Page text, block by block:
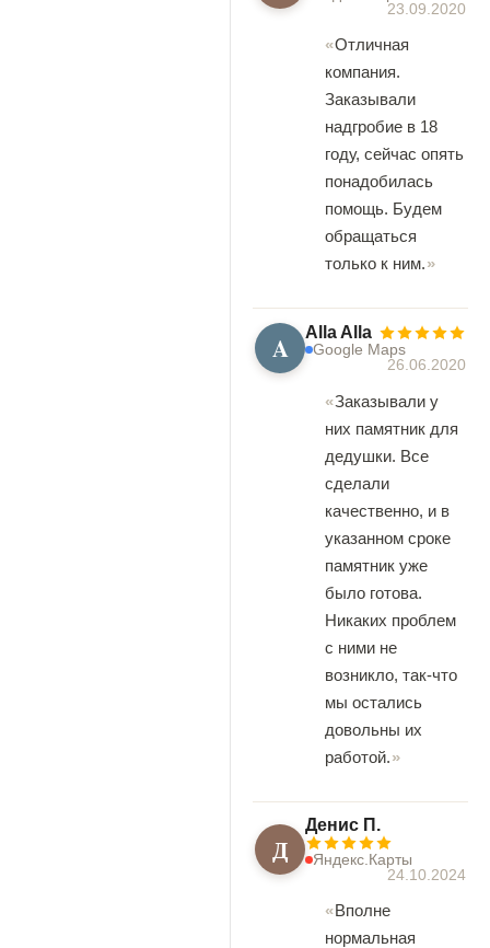
23.09.2020
Отличная
компания.
Заказывали
надгробие в 18
году, сейчас опять
понадобилась
помощь. Будем
обращаться
только к ним.
A Alla Alla
Google Maps
26.06.2020
Заказывали у
них памятник для
дедушки. Все
сделали
качественно, и в
указанном сроке
памятник уже
было готова.
Никаких проблем
с ними не
возникло, так-что
мы остались
довольны их
работой.
Д
Денис П.
Яндекс.Карты
24.10.2024
Вполне
нормальная